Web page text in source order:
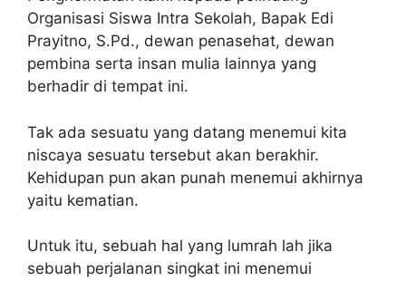
Organisasi Siswa Intra Sekolah, Bapak Edi
Prayitno, S.Pd., dewan penasehat, dewan
pembina serta insan mulia lainnya yang
berhadir di tempat ini.
Tak ada sesuatu yang datang menemui kita
niscaya sesuatu tersebut akan berakhir.
Kehidupan pun akan punah menemui akhirnya
yaitu kematian.
Untuk itu, sebuah hal yang lumrah lah jika
sebuah perjalanan singkat ini menemui